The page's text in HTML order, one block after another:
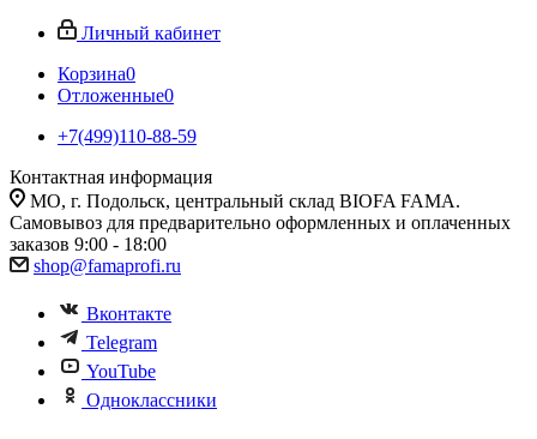
Личный кабинет
Корзина0
Отложенные0
+7(499)110-88-59
Контактная информация
МО, г. Подольск, центральный склад BIOFA FAMA.
Самовывоз для предварительно оформленных и оплаченных
заказов 9:00 - 18:00
shop@famaprofi.ru
Вконтакте
Telegram
YouTube
Одноклассники